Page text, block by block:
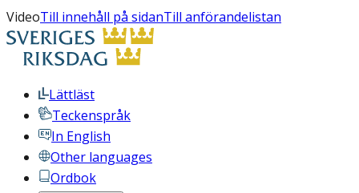
VideoTill innehåll på sidanTill anförandelistan
Lättläst
Teckenspråk
In English
Other languages
Ordbok